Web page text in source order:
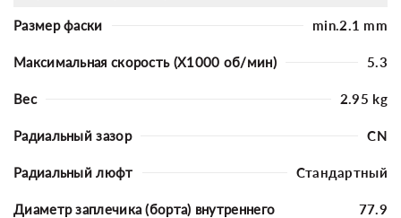
Размер фаски min.2.1 mm
Максимальная скорость (X1000 об/мин) 5.3
Вес 2.95 kg
Радиальный зазор CN
Радиальный люфт Стандартный
Диаметр заплечика (борта) внутреннего
77.9